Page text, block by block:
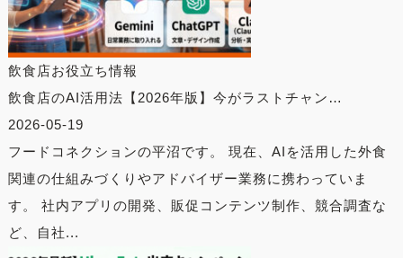
飲食店お役立ち情報
飲食店のAI活用法【2026年版】今がラストチャン…
2026-05-19
フードコネクションの平沼です。 現在、AIを活用した外食
関連の仕組みづくりやアドバイザー業務に携わっていま
す。 社内アプリの開発、販促コンテンツ制作、競合調査な
ど、自社...